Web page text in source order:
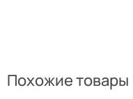
Похожие товары